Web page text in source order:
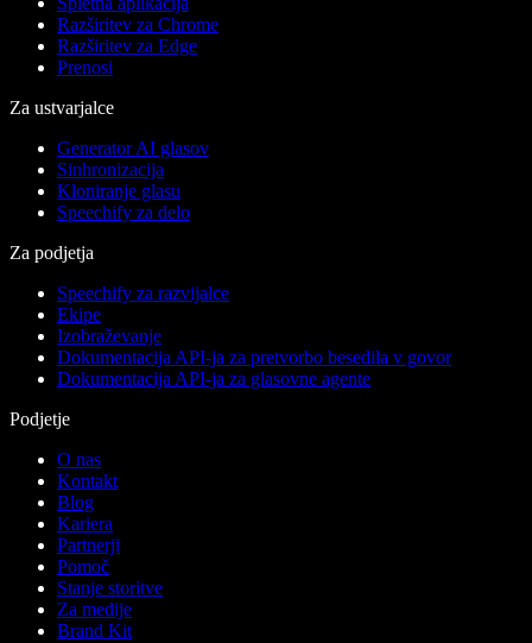
Razširitev za Chrome
Razširitev za Edge
Prenosi
Za ustvarjalce
Generator AI glasov
Sinhronizacija
Kloniranje glasu
Speechify za delo
Za podjetja
Speechify za razvijalce
Ekipe
Izobraževanje
Dokumentacija API-ja za pretvorbo besedila v govor
Dokumentacija API-ja za glasovne agente
Podjetje
O nas
Kontakt
Blog
Kariera
Partnerji
Pomoč
Stanje storitve
Za medije
Brand Kit